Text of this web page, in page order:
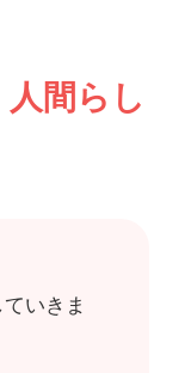
間らし
いきま